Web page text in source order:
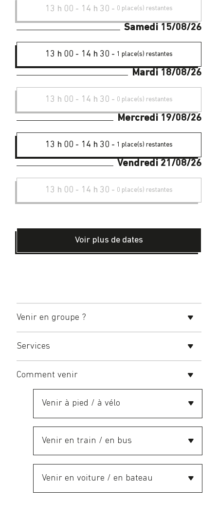
13 h 00 - 14 h 30 - 0 place(s) restantes
Samedi 15/08/26
13 h 00 - 14 h 30 - 1 place(s) restantes
Mardi 18/08/26
13 h 00 - 14 h 30 - 0 place(s) restantes
Mercredi 19/08/26
13 h 00 - 14 h 30 - 1 place(s) restantes
Vendredi 21/08/26
13 h 00 - 14 h 30 - 0 place(s) restantes
Voir plus de dates
Venir en groupe ?
Services
Comment venir
Venir à pied / à vélo
Venir en train / en bus
Venir en voiture / en bateau